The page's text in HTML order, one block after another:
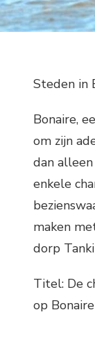
Steden in
Bonaire,
om zijn
dan
enkele
maken
dorp
Titel: De
op Bonaire